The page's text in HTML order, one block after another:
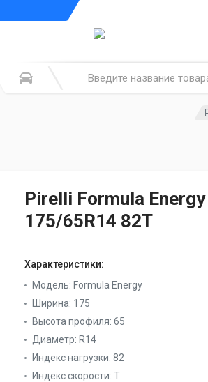
Pirelli Formula Energy
175/65R14 82T
Характеристики:
Модель: Formula Energy
Ширина: 175
Высота профиля: 65
Диаметр: R14
Индекс нагрузки: 82
Индекс скорости: T